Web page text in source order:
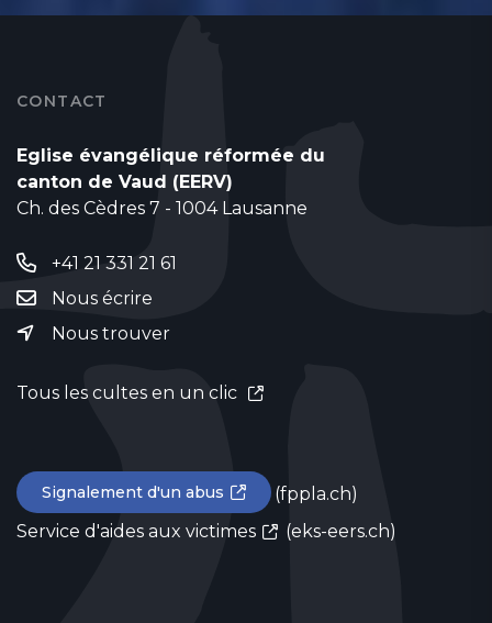
CONTACT
Eglise évangélique réformée du
canton de Vaud (EERV)
Ch. des Cèdres 7 - 1004 Lausanne
+41 21 331 21 61
Nous écrire
Nous trouver
Tous les cultes en un clic
Signalement d'un abus
(fppla.ch)
Service d'aides aux victimes
(eks-eers.ch)